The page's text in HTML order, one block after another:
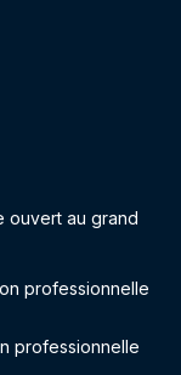
ouvert au grand
professionnelle
professionnelle